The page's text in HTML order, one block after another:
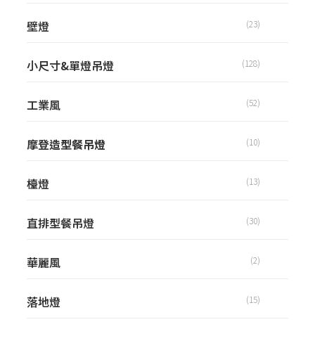
壁燈 (23)
小尺寸&單燈吊燈 (128)
工業風 (52)
摩登造型餐吊燈 (10)
檯燈 (13)
直排型餐吊燈 (30)
華麗風 (2)
落地燈 (15)